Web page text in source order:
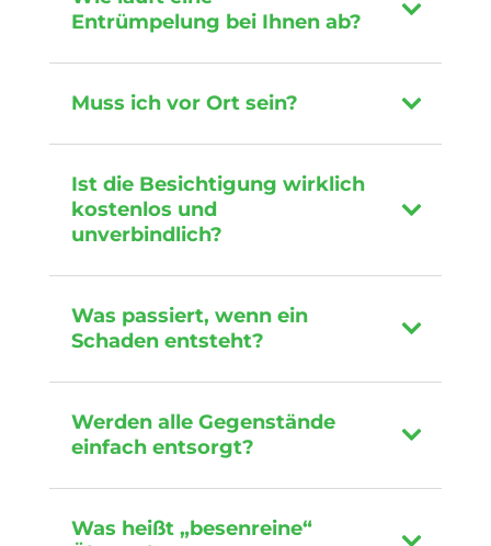
Entrümpelung bei Ihnen ab?
Muss ich vor Ort sein?
Ist die Besichtigung wirklich
kostenlos und
unverbindlich?
Was passiert, wenn ein
Schaden entsteht?
Werden alle Gegenstände
einfach entsorgt?
Was heißt „besenreine“